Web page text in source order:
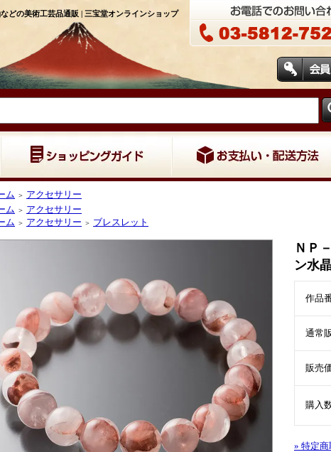
どの美術工芸品通販 | 三宝堂オンラインショップ
ム ＞ アクセサリー
ム ＞ アクセサリー
ム ＞ アクセサリー ＞ ブレスレット
ＮＰ
ン水
作品
通常
販売
購入
» 特定